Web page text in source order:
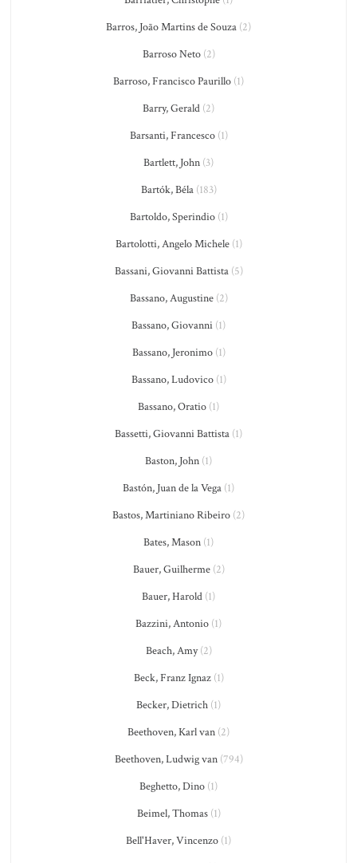
Barros, João Martins de Souza (2)
Barroso Neto(2)
Barroso, Francisco Paurillo (1)
Barry, Gerald (2)
Barsanti, Francesco(1)
Bartlett, John (3)
Bartók, Béla(183)
Bartoldo, Sperindio(1)
Bartolotti, Angelo Michele(1)
Bassani, Giovanni Battista(5)
Bassano, Augustine(2)
Bassano, Giovanni (1)
Bassano, Jeronimo(1)
Bassano, Ludovico(1)
Bassano, Oratio (1)
Bassetti, Giovanni Battista (1)
Baston, John (1)
Bastón, Juan de la Vega (1)
Bastos, Martiniano Ribeiro (2)
Bates, Mason (1)
Bauer, Guilherme(2)
Bauer, Harold (1)
Bazzini, Antonio (1)
Beach, Amy(2)
Beck, Franz Ignaz(1)
Becker, Dietrich (1)
Beethoven, Karl van (2)
Beethoven, Ludwig van(794)
Beghetto, Dino (1)
Beimel, Thomas(1)
Bell'Haver, Vincenzo (1)